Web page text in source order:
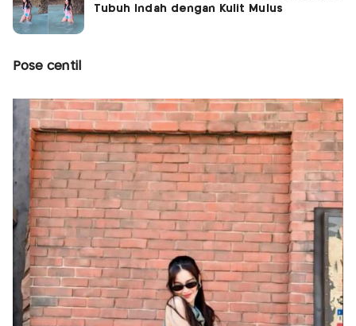
Tubuh Indah dengan Kulit Mulus
Pose centil